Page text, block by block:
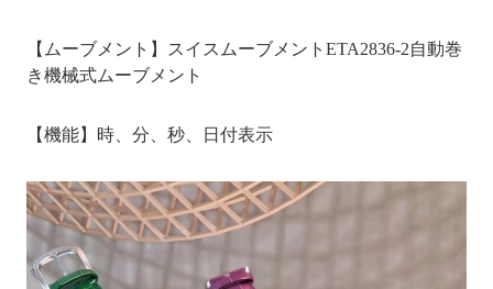
【ムーブメント】スイスムーブメントETA2836-2自動巻
き機械式ムーブメント
【機能】時、分、秒、日付表示